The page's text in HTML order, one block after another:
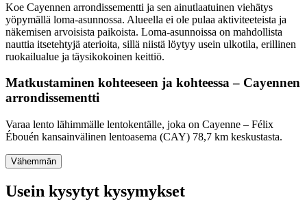
Koe Cayennen arrondissementti ja sen ainutlaatuinen viehätys
yöpymällä loma-asunnossa. Alueella ei ole pulaa aktiviteeteista ja
näkemisen arvoisista paikoista. Loma-asunnoissa on mahdollista
nauttia itsetehtyjä aterioita, sillä niistä löytyy usein ulkotila, erillinen
ruokailualue ja täysikokoinen keittiö.
Matkustaminen kohteeseen ja kohteessa – Cayennen
arrondissementti
Varaa lento lähimmälle lentokentälle, joka on Cayenne – Félix
Ébouén kansainvälinen lentoasema (CAY) 78,7 km keskustasta.
Vähemmän
Usein kysytyt kysymykset